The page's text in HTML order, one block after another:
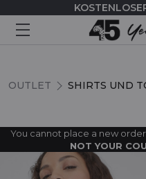
OUTLET SHIRTS UND
SHIRTS UND TOPS
You cannot place a new
NOT YOUR